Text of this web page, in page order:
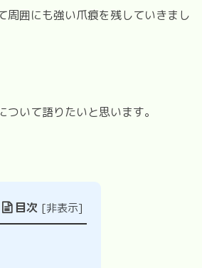
周囲にも強い爪痕を残していきまし
いて語りたいと思います。
目次 [非表示]